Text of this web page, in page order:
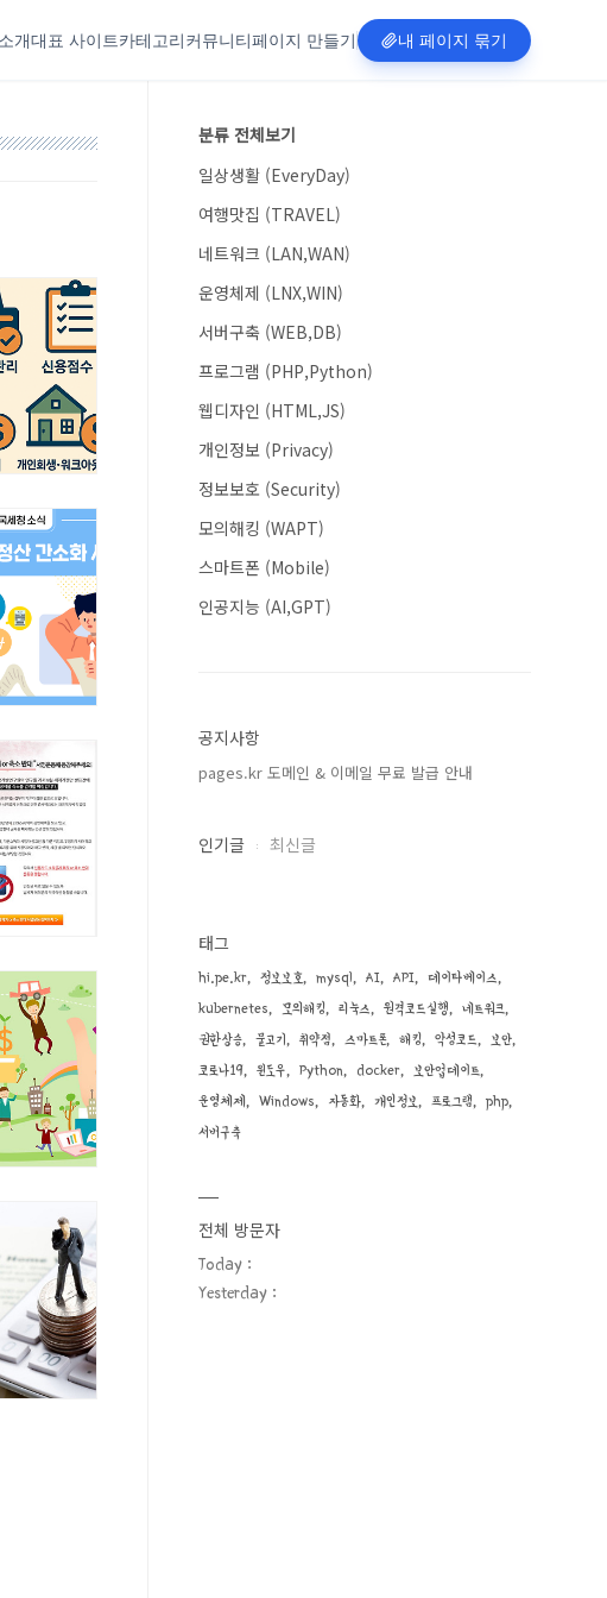
소개대표 사이트카테고리커뮤니티페이지 만들기 내 페이지 묶기
분류 전체보기
일상생활 (EveryDay)
여행맛집 (TRAVEL)
네트워크 (LAN,WAN)
운영체제 (LNX,WIN)
서버구축 (WEB,DB)
프로그램 (PHP,Python)
웹디자인 (HTML,JS)
개인정보 (Privacy)
정보보호 (Security)
모의해킹 (WAPT)
스마트폰 (Mobile)
인공지능 (AI,GPT)
공지사항
pages.kr 도메인 & 이메일 무료 발급 안내
인기글 최신글
태그
hi.pe.kr 정보보호 mysql AI API
데이타베이스
kubernetes
모의해킹 리눅스 원격코드실행
네트워크
권한상승
물고기 취약점 스마트폰 해킹 악성코드
보안
코로나19
윈도우 Python docker
보안업데이트
운영체제
Windows 자동화 개인정보 프로그램
php
서버구축
전체 방문자
Today :
Yesterday :